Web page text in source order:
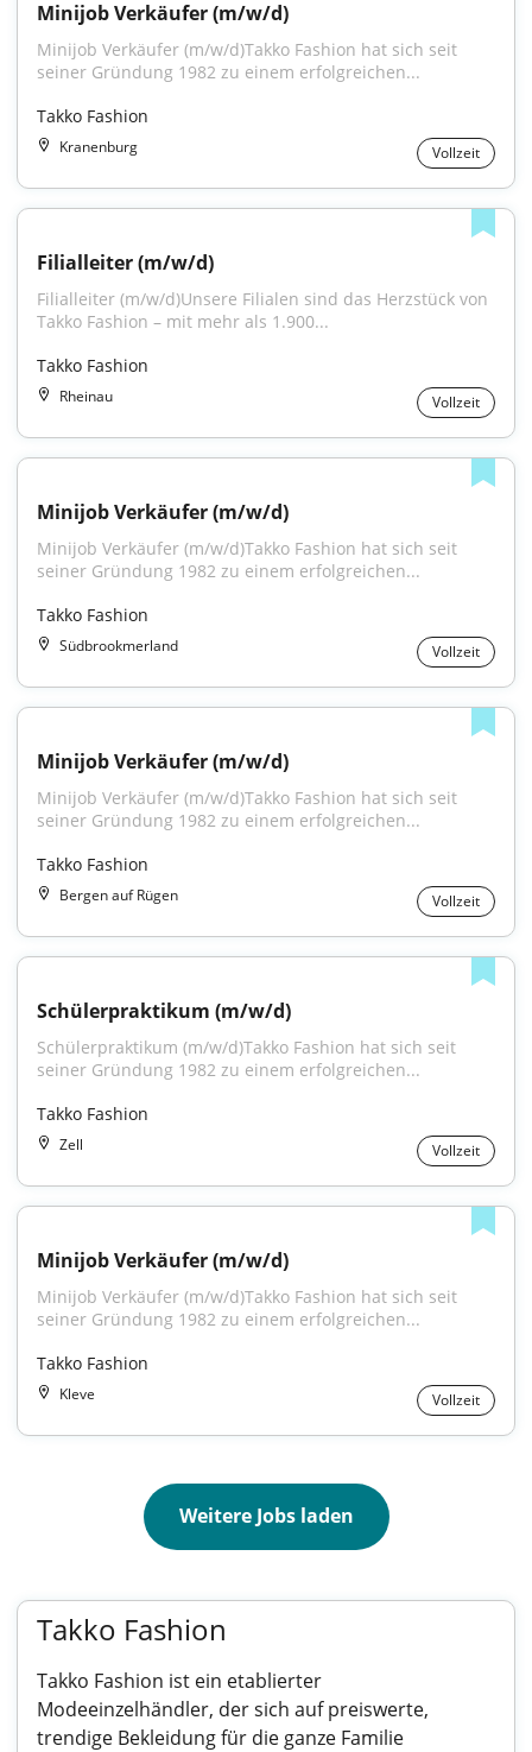
Minijob Verkäufer (m/w/d)
Minijob Verkäufer (m/w/d)Takko Fashion hat sich seit
seiner Gründung 1982 zu einem erfolgreichen...
Takko Fashion
Kranenburg Vollzeit
Filialleiter (m/w/d)
Filialleiter (m/w/d)Unsere Filialen sind das Herzstück von
Takko Fashion – mit mehr als 1.900...
Takko Fashion
Rheinau Vollzeit
Minijob Verkäufer (m/w/d)
Minijob Verkäufer (m/w/d)Takko Fashion hat sich seit
seiner Gründung 1982 zu einem erfolgreichen...
Takko Fashion
Südbrookmerland Vollzeit
Minijob Verkäufer (m/w/d)
Minijob Verkäufer (m/w/d)Takko Fashion hat sich seit
seiner Gründung 1982 zu einem erfolgreichen...
Takko Fashion
Bergen auf Rügen Vollzeit
Schülerpraktikum (m/w/d)
Schülerpraktikum (m/w/d)Takko Fashion hat sich seit
seiner Gründung 1982 zu einem erfolgreichen...
Takko Fashion
Zell Vollzeit
Minijob Verkäufer (m/w/d)
Minijob Verkäufer (m/w/d)Takko Fashion hat sich seit
seiner Gründung 1982 zu einem erfolgreichen...
Takko Fashion
Kleve Vollzeit
Weitere Jobs laden
Takko Fashion
Takko Fashion ist ein etablierter
Modeeinzelhändler, der sich auf preiswerte,
trendige Bekleidung für die ganze Familie